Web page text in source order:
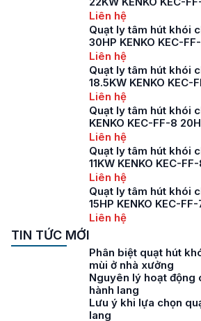
Liên hệ
Quạt ly tâm hút khói
30HP KENKO KEC-
Liên hệ
Quạt ly tâm hút khói
18.5KW KENKO KEC-
Liên hệ
Quạt ly tâm hút khói
KENKO KEC-FF-8
Liên hệ
Quạt ly tâm hút khói
11KW KENKO KEC-
Liên hệ
Quạt ly tâm hút khói
15HP KENKO KEC-FF-
Liên hệ
TIN TỨC MỚI
Phân biệt quạt hút
mùi ở nhà xưởng
Nguyên lý hoạt động
hành lang
Lưu ý khi lựa chọn
lang